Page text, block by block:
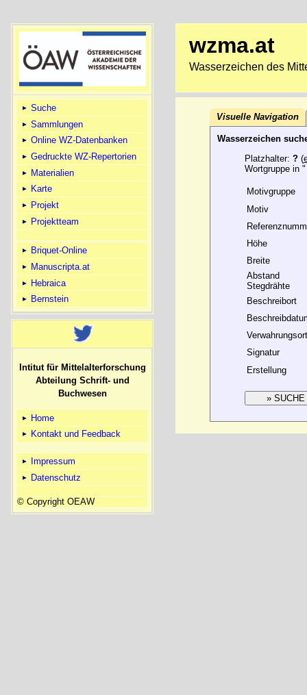
Suche
Sammlungen
Online WZ-Datenbanken
Gedruckte WZ-Repertorien
Materialien
Karte
Projekt
Projektteam
Briquet-Online
Manuscripta.at
Hebraica
Bernstein
Intitut für Mittelalterforschung
Abteilung Schrift- und
Buchwesen
Home
Kontakt und Feedback
Impressum
Datenschutz
© Copyright OEAW
wzma.at
Wasserzeichen des
Visuelle Navigation
Wasserzeichen
Platzhalter: ?(
Wortgruppe in
Motivgruppe
Motiv
Höhe
Breite
Abstand
Stegdrähte
Beschreibort
Verwahrungsort
Signatur
Erstellung